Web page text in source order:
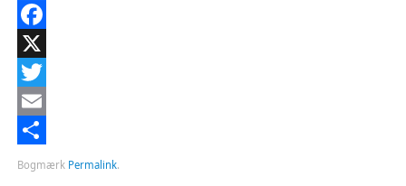
Facebook
X
Twitter
Email
Del
Bogmærk Permalink.